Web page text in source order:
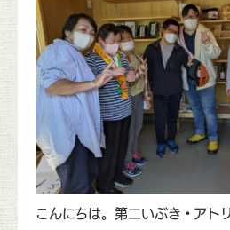
こんにちは。第二いぶき・アト